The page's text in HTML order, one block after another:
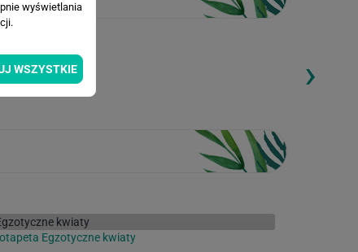
Loading...
›
Egzotyczne kwiaty
wyświetlania
WSZYSTKIE